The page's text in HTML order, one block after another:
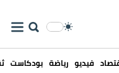
فيديو رياضة بودكاست